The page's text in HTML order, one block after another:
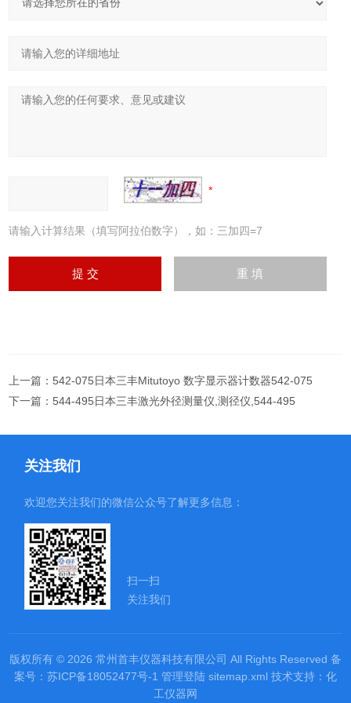
请输入计算结果（填写阿拉伯数字），如：三加四=7
上一篇：542-075日本三丰Mitutoyo 数字显示器计数器542-075
下一篇：544-495日本三丰激光外径测量仪,测径仪,544-495
关注我们
欢迎您关注我们的微信公众号了解更多信息：
扫一扫
关注我们
版权所有 © 2026 常州首丰仪器科技有限公司 All Rights Reserved 备
案号：苏ICP备18052477号-1 管理登陆 sitemap.xml 技术支持： 化
工仪器网